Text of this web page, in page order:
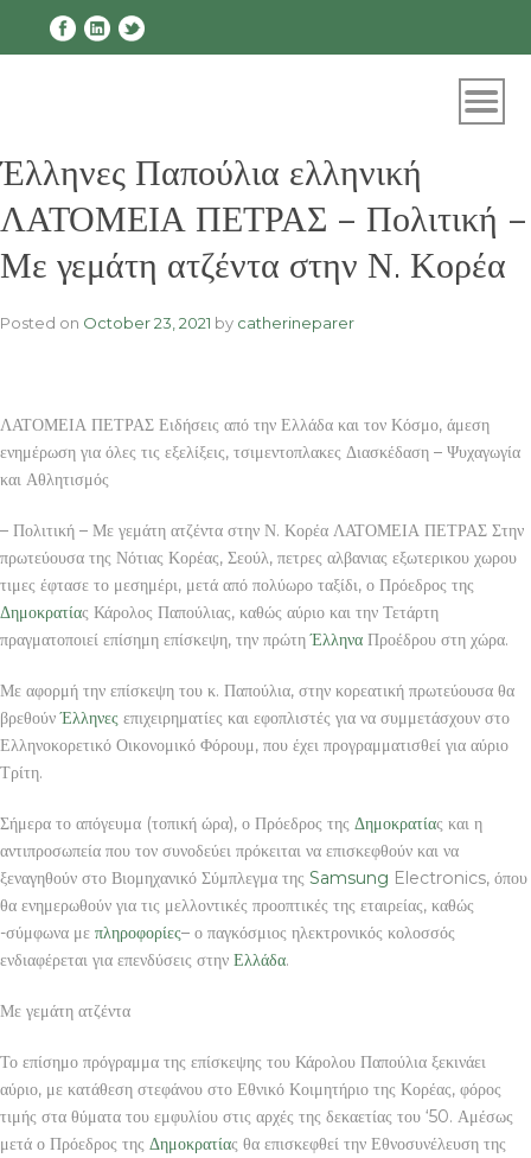
Έλληνες Παπούλια ελληνική
ΛΑΤΟΜΕΙΑ ΠΕΤΡΑΣ – Πολιτική –
Με γεμάτη ατζέντα στην Ν. Κορέα
Posted on October 23, 2021 by catherineparer
ΛΑΤΟΜΕΙΑ ΠΕΤΡΑΣ Ειδήσεις από την Ελλάδα και τον Κόσμο, άμεση
ενημέρωση για όλες τις εξελίξεις, τσιμεντοπλακες Διασκέδαση – Ψυχαγωγία
και Αθλητισμός
– Πολιτική – Με γεμάτη ατζέντα στην Ν. Κορέα ΛΑΤΟΜΕΙΑ ΠΕΤΡΑΣ Στην
πρωτεύουσα της Νότιας Κορέας, Σεούλ, πετρες αλβανιας εξωτερικου χωρου
τιμες έφτασε το μεσημέρι, μετά από πολύωρο ταξίδι, ο Πρόεδρος της
Δημοκρατίας Κάρολος Παπούλιας, καθώς αύριο και την Τετάρτη
πραγματοποιεί επίσημη επίσκεψη, την πρώτηΈλληνα Προέδρου στη χώρα.
Με αφορμή την επίσκεψη του κ. Παπούλια, στην κορεατική πρωτεύουσα θα
βρεθούνΈλληνες επιχειρηματίες και εφοπλιστές για να συμμετάσχουν στο
Ελληνοκορετικό Οικονομικό Φόρουμ, που έχει προγραμματισθεί για αύριο
Τρίτη.
Σήμερα το απόγευμα (τοπική ώρα), ο Πρόεδρος της Δημοκρατίας και η
αντιπροσωπεία που τον συνοδεύει πρόκειται να επισκεφθούν και να
ξεναγηθούν στο Βιομηχανικό Σύμπλεγμα της Samsung Electronics, όπου
θα ενημερωθούν για τις μελλοντικές προοπτικές της εταιρείας, καθώς
-σύμφωνα με πληροφορίες– ο παγκόσμιος ηλεκτρονικός κολοσσός
ενδιαφέρεται για επενδύσεις στην Ελλάδα.
Με γεμάτη ατζέντα
Το επίσημο πρόγραμμα της επίσκεψης του Κάρολου Παπούλια ξεκινάει
αύριο, με κατάθεση στεφάνου στο Εθνικό Κοιμητήριο της Κορέας, φόρος
τιμής στα θύματα του εμφυλίου στις αρχές της δεκαετίας του ‘50. Αμέσως
μετά ο Πρόεδρος της Δημοκρατίας θα επισκεφθεί την Εθνοσυνέλευση της